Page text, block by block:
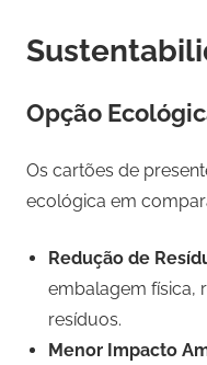
Opção
Os cartões de
ecológica em
Redução de
embalagem física,
resíduos.
Menor Impacto